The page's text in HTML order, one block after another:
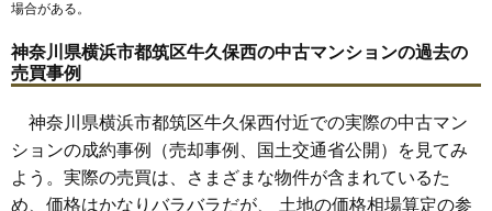
場合がある。
神奈川県横浜市都筑区牛久保西の中古マンションの過去の
売買事例
神奈川県横浜市都筑区牛久保西付近での実際の中古マン
ションの成約事例（売却事例、国土交通省公開）を見てみ
よう。実際の売買は、さまざまな物件が含まれているた
め、価格はかなりバラバラだが、 土地の価格相場算定の参